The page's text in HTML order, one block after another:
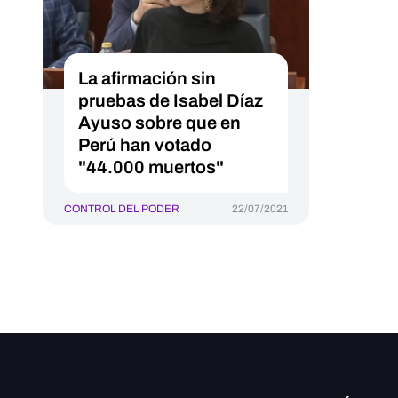
La afirmación sin
pruebas de Isabel Díaz
Ayuso sobre que en
Perú han votado
"44.000 muertos"
CONTROL DEL PODER 22/07/2021